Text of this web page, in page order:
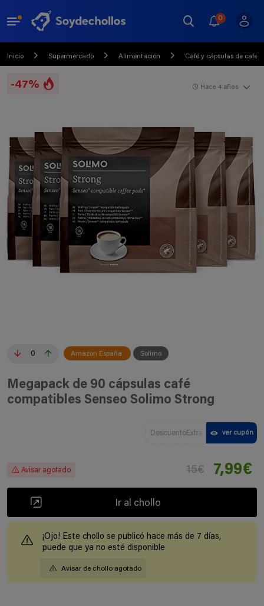
0
Inicio Supermercado Alimentación Café y cápsulas de
-47%
0 Amazon España Solimo
Hace 4 años
Megapack de 90 cápsulas café
compatibles Senseo Solimo Strong
DescuentoExtra ver cupón
Avisar agotado 15€ 7,99€
Ir al chollo
¡Ojo! Este chollo se publicó hace más de 7 días,
puede que ya no esté disponible
Avisar de chollo agotado